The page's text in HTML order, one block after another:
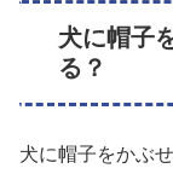
犬に帽子
る？
犬に帽子をかぶ